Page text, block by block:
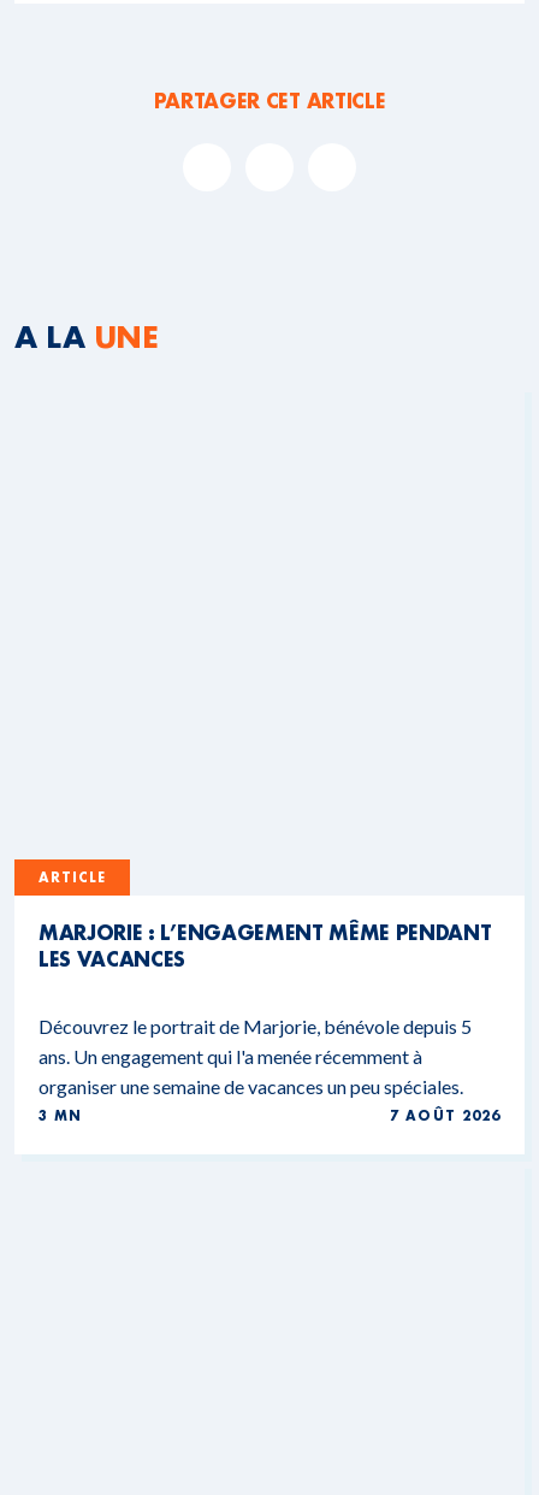
PARTAGER CET ARTICLE
A LA UNE
ARTICLE
MARJORIE : L’ENGAGEMENT MÊME PENDANT
LES VACANCES
Découvrez le portrait de Marjorie, bénévole depuis 5
ans. Un engagement qui l'a menée récemment à
organiser une semaine de vacances un peu spéciales.
3 MN 7 AOÛT 2026